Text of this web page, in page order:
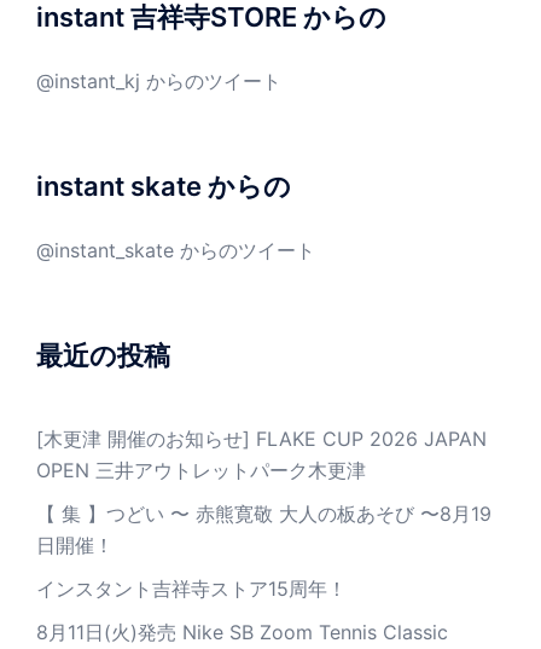
instant 吉祥寺STORE からの
@instant_kj からのツイート
instant skate からの
@instant_skate からのツイート
最近の投稿
[木更津 開催のお知らせ] FLAKE CUP 2026 JAPAN
OPEN 三井アウトレットパーク木更津
【 集 】つどい 〜 赤熊寛敬 大人の板あそび 〜8月19
日開催！
インスタント吉祥寺ストア15周年！
8月11日(火)発売 Nike SB Zoom Tennis Classic